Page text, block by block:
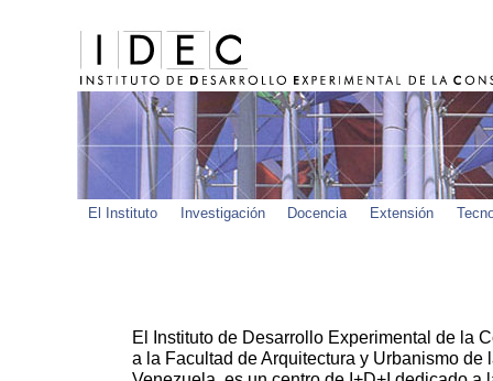
El Instituto Investigación Docencia Extensión
El Instituto de Desarrollo Experimental de la
a la Facultad de Arquitectura y Urbanismo de